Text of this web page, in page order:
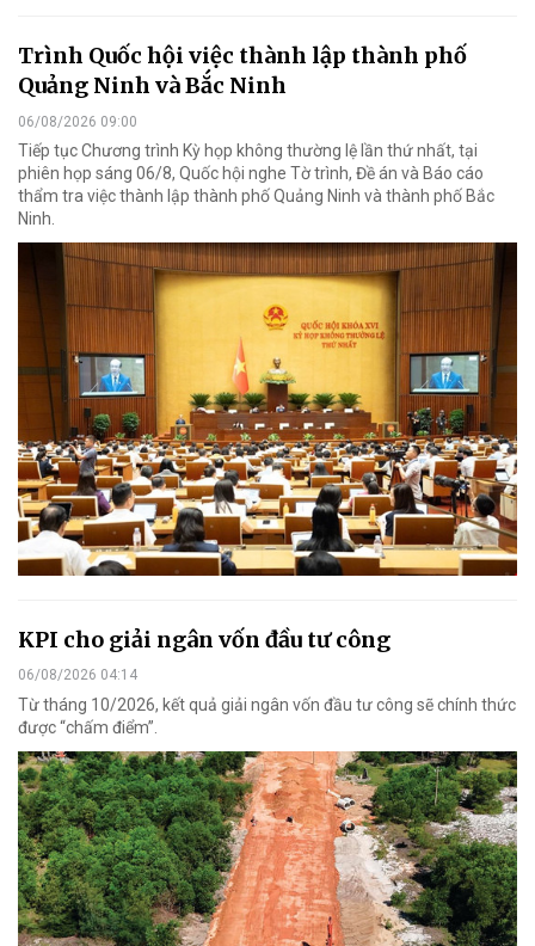
Trình Quốc hội việc thành lập thành phố
Quảng Ninh và Bắc Ninh
06/08/2026 09:00
Tiếp tục Chương trình Kỳ họp không thường lệ lần thứ nhất, tại
phiên họp sáng 06/8, Quốc hội nghe Tờ trình, Đề án và Báo cáo
thẩm tra việc thành lập thành phố Quảng Ninh và thành phố Bắc
Ninh.
KPI cho giải ngân vốn đầu tư công
06/08/2026 04:14
Từ tháng 10/2026, kết quả giải ngân vốn đầu tư công sẽ chính thức
được “chấm điểm”.